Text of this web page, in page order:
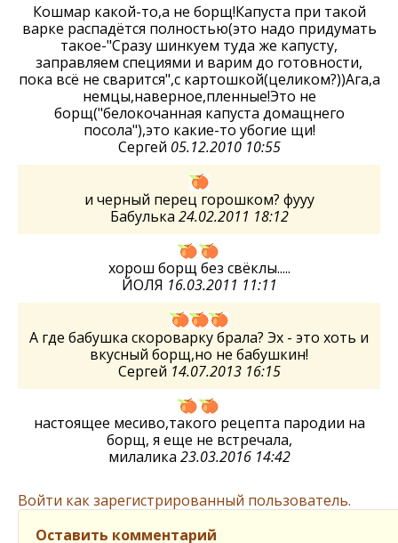
Кошмар какой-то,а не борщ!Капуста при такой
варке распадётся полностью(это надо придумать
такое-"Сразу шинкуем туда же капусту,
заправляем специями и варим до готовности,
пока всё не сварится",с картошкой(целиком?))Ага,а
немцы,наверное,пленные!Это не
борщ("белокочанная капуста домащнего
посола"),это какие-то убогие щи!
Сергей 05.12.2010 10:55
и черный перец горошком? фууу
Бабулька 24.02.2011 18:12
хорош борщ без свёклы.....
ЙОЛЯ 16.03.2011 11:11
А где бабушка скороварку брала? Эх - это хоть и
вкусный борщ,но не бабушкин!
Сергей 14.07.2013 16:15
настоящее месиво,такого рецепта пародии на
борщ, я еще не встречала,
милалика 23.03.2016 14:42
Войти как зарегистрированный пользователь.
Оставить комментарий